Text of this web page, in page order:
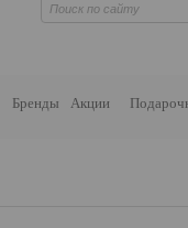
Бренды Акции